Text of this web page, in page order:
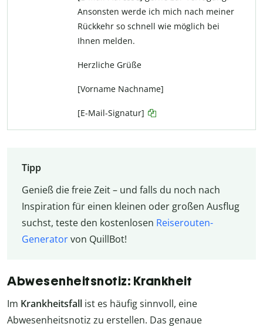
Ansonsten werde ich mich nach meiner
Rückkehr so schnell wie möglich bei
Ihnen melden.
Herzliche Grüße
[Vorname Nachname]
[E-Mail-Signatur]
Tipp
Genieß die freie Zeit – und falls du noch nach
Inspiration für einen kleinen oder großen Ausflug
suchst, teste den kostenlosen Reiserouten-
Generatorvon QuillBot!
Abwesenheitsnotiz: Krankheit
Im Krankheitsfall ist es häufig sinnvoll, eine
Abwesenheitsnotiz zu erstellen. Das genaue